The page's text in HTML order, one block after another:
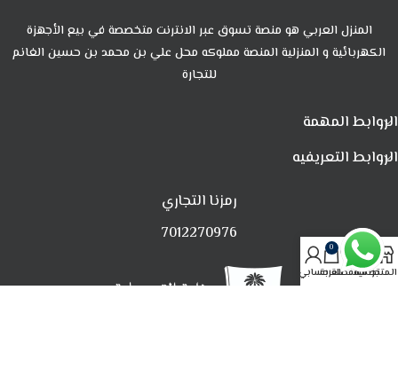
المنزل العربي هو منصة تسوق عبر الانترنت متخصصة في بيع الأجهزة
الكهربائية و المنزلية المنصة مملوكه محل علي بن محمد بن حسين الغانم
للتجارة
الروابط المهمة
الروابط التعريفيه
رمزنا التجاري
7012270976
المتجرتصفيةالمفضلة
0
العربةحسابي